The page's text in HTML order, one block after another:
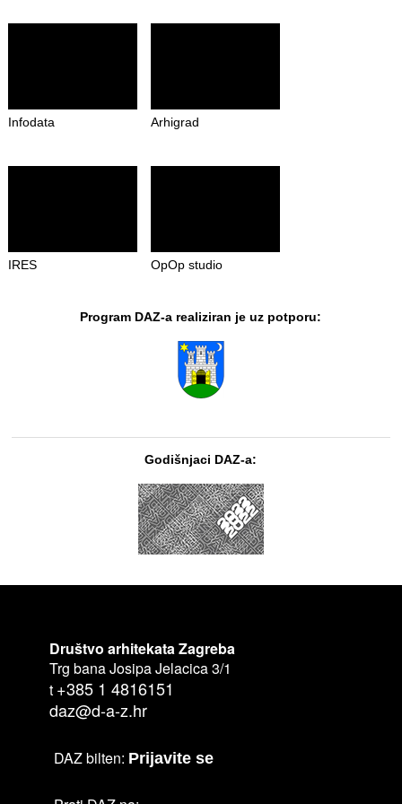
Infodata Arhigrad
IRES OpOp studio
Program DAZ-a realiziran je uz potporu:
Godišnjaci DAZ-a:
Društvo arhitekata Zagreba
Trg bana Josipa Jelacica 3/1
t +385 1 4816151
daz@d-a-z.hr
DAZ bilten: Prijavite se